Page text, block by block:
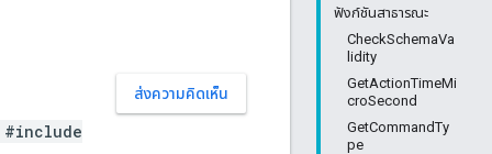
ฟังก์ชันสาธารณะ
CheckSchemaVa
lidity
GetActionTimeMi
croSecond
GetCommandTy
pe
ส่งความคิดเห็น
#include